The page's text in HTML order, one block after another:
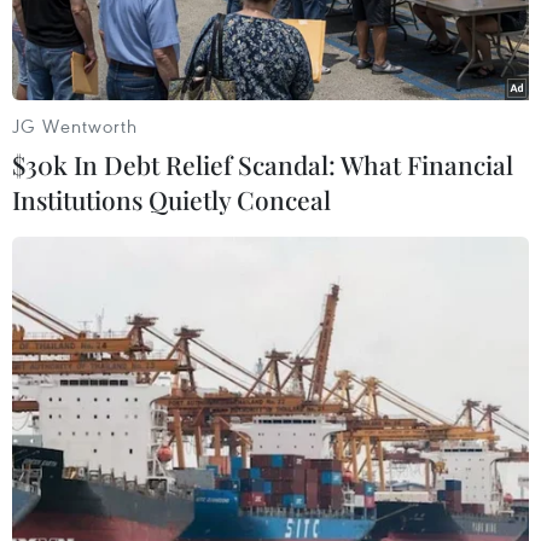
Giao dịch viên tại sàn chứng khoán New York, Mỹ. (Ảnh:
THX/TTXVN)
Sau 100 ngày kể từ khi xung đột tại Trung Đông
bùng phát, triển vọng đạt được một giải pháp
hòa bình giữa Mỹ và Iran vẫn còn mờ mịt.
JG Wentworth
$30k In Debt Relief Scandal: What Financial
Institutions Quietly Conceal